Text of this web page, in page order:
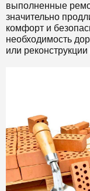
выполненные
значительно
комфорт и
необходимость
или